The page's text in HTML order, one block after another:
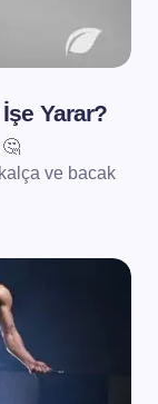
İşe Yarar?
🤔
ve bacak